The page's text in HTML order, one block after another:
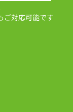
対応可能です